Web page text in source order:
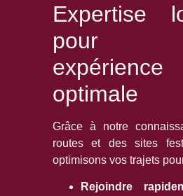
Expertise
pour
expérience
optimale
Grâce à notre
routes et des sites
optimisons vos trajets
Rejoindre